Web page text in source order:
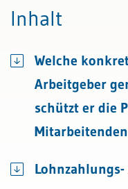
Inhalt
Welche
Arbeitgeber
schützt er die